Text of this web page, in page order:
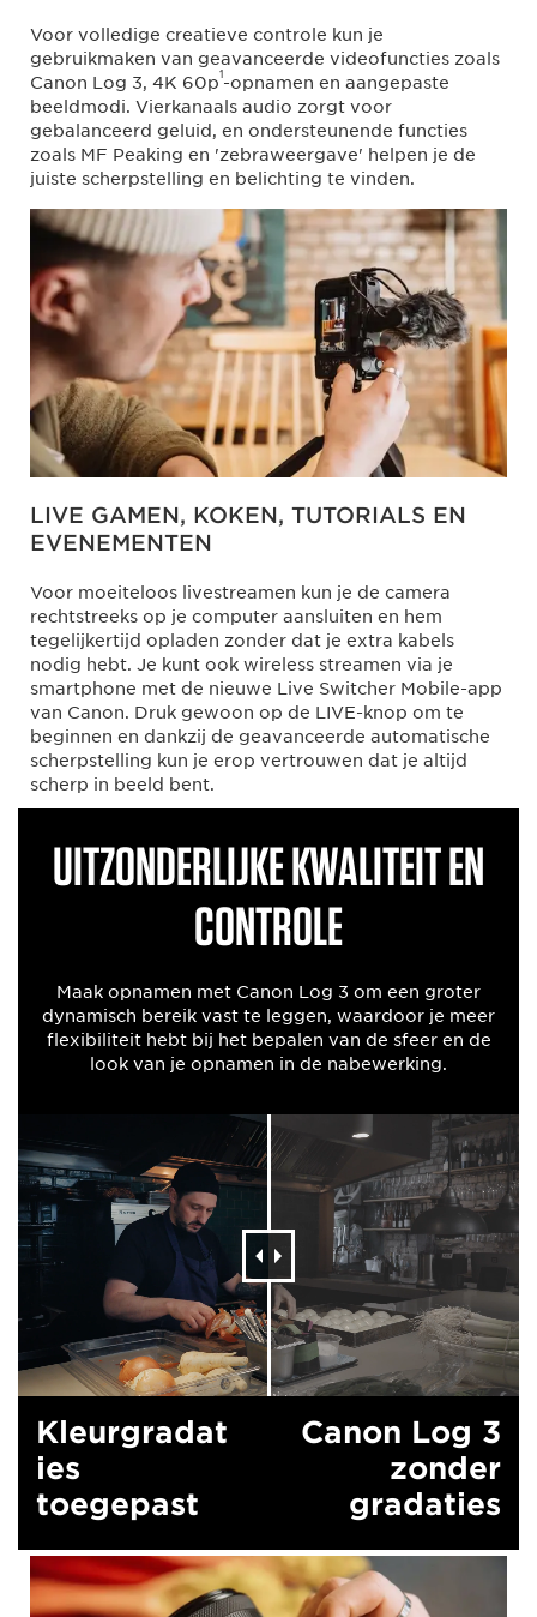
Voor volledige creatieve controle kun je
gebruikmaken van geavanceerde videofuncties zoals
Canon Log 3, 4K 60p1-opnamen en aangepaste
beeldmodi. Vierkanaals audio zorgt voor
gebalanceerd geluid, en ondersteunende functies
zoals MF Peaking en 'zebraweergave' helpen je de
juiste scherpstelling en belichting te vinden.
LIVE GAMEN, KOKEN, TUTORIALS EN
EVENEMENTEN
Voor moeiteloos livestreamen kun je de camera
rechtstreeks op je computer aansluiten en hem
tegelijkertijd opladen zonder dat je extra kabels
nodig hebt. Je kunt ook wireless streamen via je
smartphone met de nieuwe Live Switcher Mobile-app
van Canon. Druk gewoon op de LIVE-knop om te
beginnen en dankzij de geavanceerde automatische
scherpstelling kun je erop vertrouwen dat je altijd
scherp in beeld bent.
Uitzonderlijke kwaliteit en
controle
Maak opnamen met Canon Log 3 om een groter
dynamisch bereik vast te leggen, waardoor je meer
flexibiliteit hebt bij het bepalen van de sfeer en de
look van je opnamen in de nabewerking.
Kleurgradat
ies
toegepast
Canon Log 3
zonder
gradaties